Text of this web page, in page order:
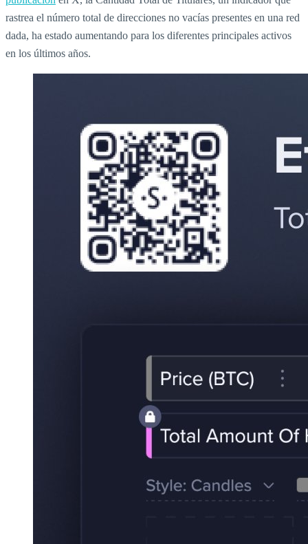
rastrea el número total de direcciones no vacías presentes en una red
dada, ha estado aumentando para los diferentes principales activos
en los últimos años.